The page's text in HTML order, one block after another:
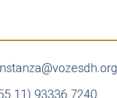
11) 93336 7240